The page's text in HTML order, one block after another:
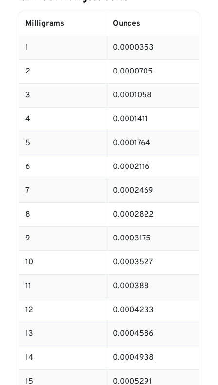
Milligrams Ounces
1 0.0000353
2 0.0000705
3 0.0001058
4 0.0001411
5 0.0001764
6 0.0002116
7 0.0002469
8 0.0002822
9 0.0003175
10 0.0003527
11 0.000388
12 0.0004233
13 0.0004586
14 0.0004938
15 0.0005291